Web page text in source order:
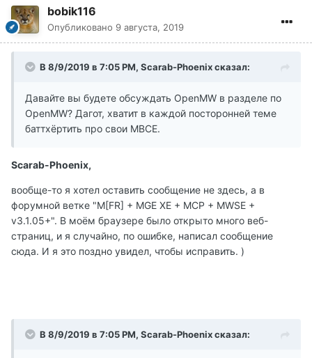
bobik116
Опубликовано 9 августа, 2019
В 8/9/2019 в 7:05 PM, Scarab-Phoenix сказал:
Давайте вы будете обсуждать OpenMW в разделе по
OpenMW? Дагот, хватит в каждой посторонней теме
баттхёртить про свои МВСЕ.
Scarab-Phoenix,
вообще-то я хотел оставить сообщение не здесь, а в
форумной ветке "M[FR] + MGE XE + MCP + MWSE +
v3.1.05+". В моём браузере было открыто много веб-
страниц, и я случайно, по ошибке, написал сообщение
сюда. И я это поздно увидел, чтобы исправить. )
В 8/9/2019 в 7:05 PM, Scarab-Phoenix сказал: